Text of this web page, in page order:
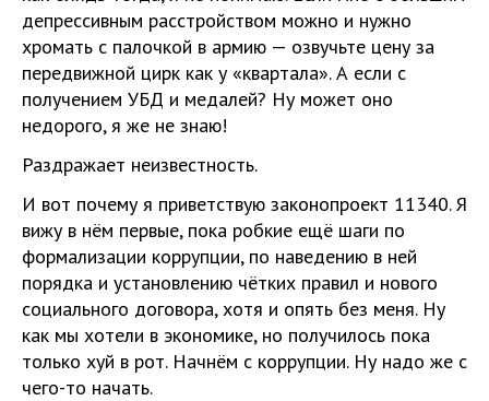
депрессивным расстройством можно и нужно
хромать с палочкой в армию — озвучьте цену за
передвижной цирк как у «квартала». А если с
получением УБД и медалей? Ну может оно
недорого, я же не знаю!
Раздражает неизвестность.
И вот почему я приветствую законопроект 11340. Я
вижу в нём первые, пока робкие ещё шаги по
формализации коррупции, по наведению в ней
порядка и установлению чётких правил и нового
социального договора, хотя и опять без меня. Ну
как мы хотели в экономике, но получилось пока
только хуй в рот. Начнём с коррупции. Ну надо же с
чего-то начать.